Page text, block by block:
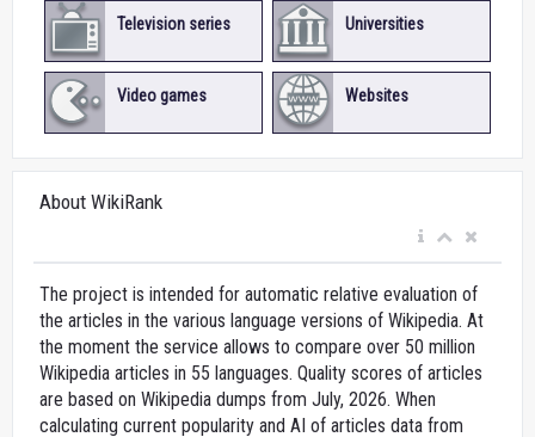
Television series Universities
Video games Websites
About WikiRank
The project is intended for automatic relative evaluation of
the articles in the various language versions of Wikipedia. At
the moment the service allows to compare over 50 million
Wikipedia articles in 55 languages. Quality scores of articles
are based on Wikipedia dumps from July, 2026. When
calculating current popularity and AI of articles data from